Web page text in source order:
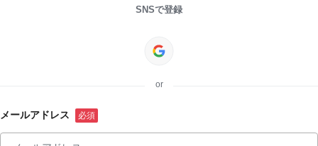
SNSで登録
or
メールアドレス